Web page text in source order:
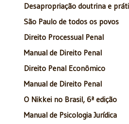
Desapropriação doutrina e
São Paulo de todos os povos
Direito Processual Penal
Manual de Direito Penal
Direito Penal Econômico
Manual de Direito Penal
O Nikkei no Brasil, 6ª edição
Manual de Psicologia Jurídica